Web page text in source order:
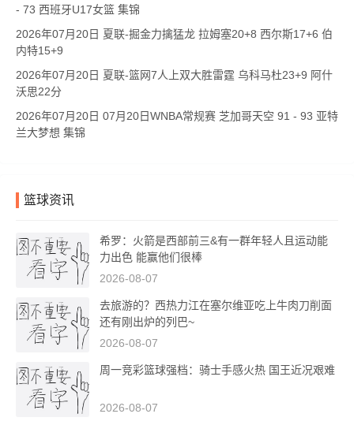
- 73 西班牙U17女篮 集锦
2026年07月20日 夏联-掘金力擒猛龙 拉姆塞20+8 西尔斯17+6 伯
内特15+9
2026年07月20日 夏联-篮网7人上双大胜雷霆 乌科马杜23+9 阿什
沃思22分
2026年07月20日 07月20日WNBA常规赛 芝加哥天空 91 - 93 亚特
兰大梦想 集锦
篮球资讯
希罗：火箭是西部前三&有一群年轻人且运动能
力出色 能赢他们很棒
2026-08-07
去旅游的？西热力江在塞尔维亚吃上牛肉刀削面
还有刚出炉的列巴~
2026-08-07
周一竞彩篮球强档：骑士手感火热 国王近况艰难
2026-08-07